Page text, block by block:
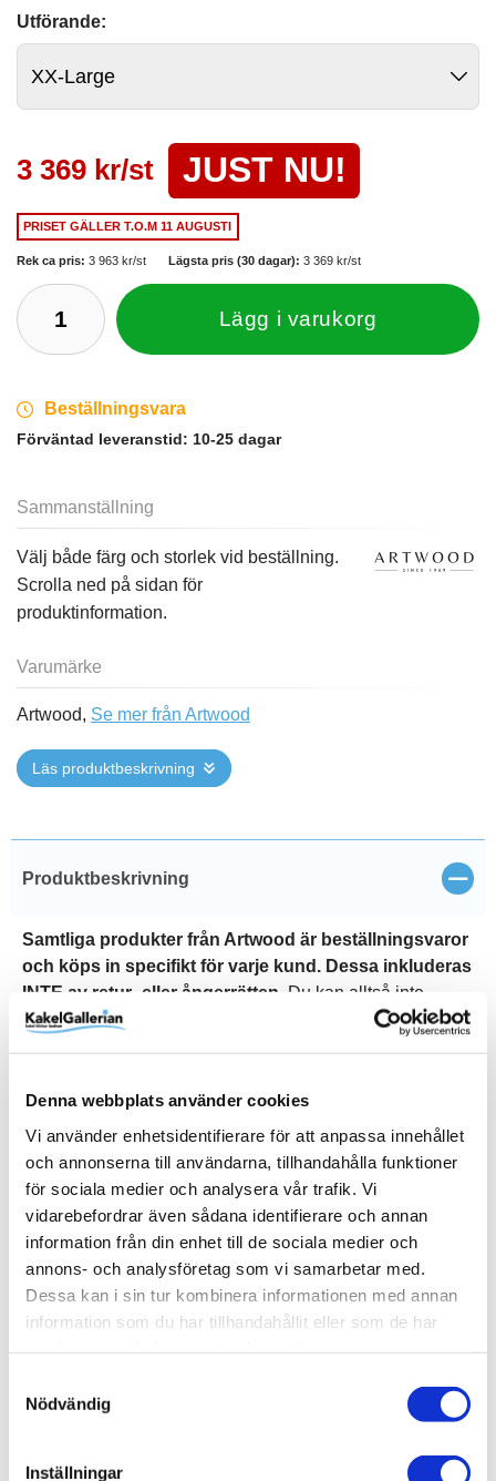
Denna webbplats använder cookies
Vi använder enhetsidentifierare för att anpassa innehållet
och annonserna till användarna, tillhandahålla funktioner
för sociala medier och analysera vår trafik. Vi
vidarebefordrar även sådana identifierare och annan
information från din enhet till de sociala medier och
annons- och analysföretag som vi samarbetar med.
Dessa kan i sin tur kombinera informationen med annan
information som du har tillhandahållit eller som de har
Nödvändig
Inställningar
Utförande:
3 369 kr/st JUST NU!
PRISET GÄLLERT.O.M 11 AUGUSTI
Rek ca pris: 3 963 kr/st Lägsta pris (30 dagar): 3 369 kr/st
Lägg i varukorg
Beställningsvara
Förväntad leveranstid: 10-25 dagar
Sammanställning
Välj både färg och storlek vid beställning.
Scrolla ned på sidan för
produktinformation.
Varumärke
Artwood, Se mer från Artwood
Läs produktbeskrivning
Produktbeskrivning Stäng
Samtliga produkter från Artwood är beställningsvaror
och köps in specifikt för varje kund. Dessa inkluderas
INTE av retur- eller ångerrätten. Du kan alltså inte
skicka tillbaka ditt köp från Artwood eftersom produkten
Produktinformation
Art.Nr 82-60007-4340-2
Diameter (mm) 700 mm
EAN
7340127130796